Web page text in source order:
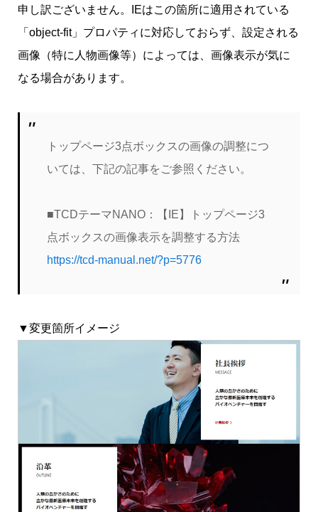
申し訳ございません。IEはこの箇所に適用されている
「object-fit」プロパティに対応しておらず、設定される
画像（特に人物画像等）によっては、画像表示が気に
なる場合があります。
トップページ3点ボックスの画像の調整につ
いては、下記の記事をご参照ください。
■TCDテーマNANO：【IE】トップページ3
点ボックスの画像表示を調整する方法
https://tcd-manual.net/?p=5776
▼変更箇所イメージ